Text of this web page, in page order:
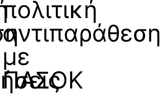
πολιτική
αντιπαράθεση
με
ΠΑΣΟΚ